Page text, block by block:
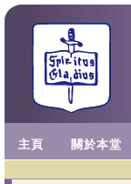
主頁 關於本堂